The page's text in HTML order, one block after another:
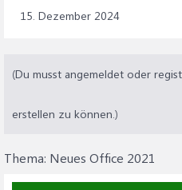
15. Dezember 2024
(Du musst angemeldet oder
erstellen zu können.)
Thema: Neues Office 2021